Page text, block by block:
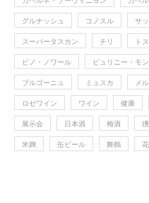
グルナッシュ コノスル サ
スーパータスカン チリ ト
ピノ・ノワール ピュリニー・モ
ブルゴーニュ ミュスカ メ
ロゼワイン ワイン 健康
展示会 日本酒 梅酒
米麹 缶ビール 舞鶴